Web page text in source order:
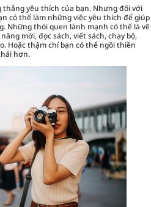
thẳng yêu thích của bạn. Nhưng đối với
có thể làm những việc yêu thích để giúp
Những thói quen lành mạnh có thể là vẽ
mới, đọc sách, viết sách, chạy bộ,
Hoặc thậm chí bạn có thể ngồi thiền
hơn.